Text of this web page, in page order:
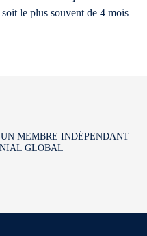
le plus souvent de 4 mois
MEMBRE INDÉPENDANT
GLOBAL